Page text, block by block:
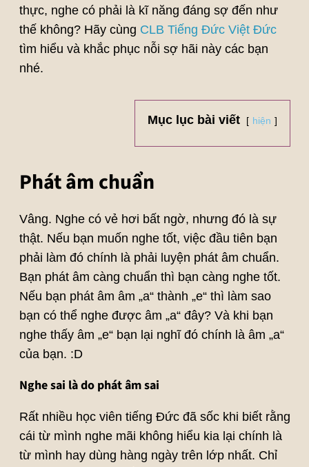
thực, nghe có phải là kĩ năng đáng sợ đến như
thế không? Hãy cùng CLB Tiếng Đức Việt Đức
tìm hiểu và khắc phục nỗi sợ hãi này các bạn
nhé.
Mục lục bài viết hiện
Phát âm chuẩn
Vâng. Nghe có vẻ hơi bất ngờ, nhưng đó là sự
thật. Nếu bạn muốn nghe tốt, việc đầu tiên bạn
phải làm đó chính là phải luyện phát âm chuẩn.
Bạn phát âm càng chuẩn thì bạn càng nghe tốt.
Nếu bạn phát âm âm „a“ thành „e“ thì làm sao
bạn có thể nghe được âm „a“ đây? Và khi bạn
nghe thấy âm „e“ bạn lại nghĩ đó chính là âm „a“
của bạn. :D
Nghe sai là do phát âm sai
Rất nhiều học viên tiếng Đức đã sốc khi biết rằng
cái từ mình nghe mãi không hiểu kia lại chính là
từ mình hay dùng hàng ngày trên lớp nhất. Chỉ